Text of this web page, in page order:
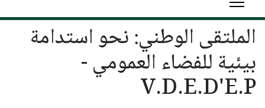
الملتقى الوطني: نحو استدامة
بيئية للفضاء العمومي -
V.D.E.D'E.P